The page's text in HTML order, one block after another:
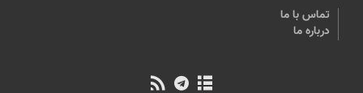
تماس با ما
درباره ما